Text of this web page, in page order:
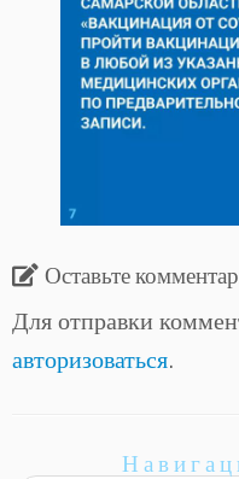
Оставьте
Для отправки
авторизоваться.